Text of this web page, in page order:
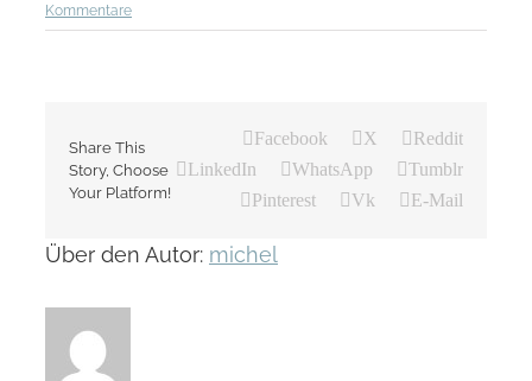
Kommentare
Share This
Story, Choose
Your Platform!
Facebook X
Reddit
LinkedIn
WhatsApp
Tumblr
Pinterest
Vk E-Mail
Über den Autor: michel